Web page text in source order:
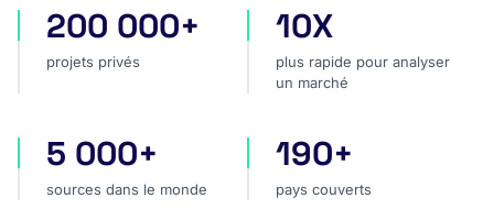
projets privés
200 000+
projets privés
plus rapide pour analyser
10X
plus rapide pour analyser
un marché
sources dans le monde
5 000+
sources dans le monde
pays couverts
190+
pays couverts